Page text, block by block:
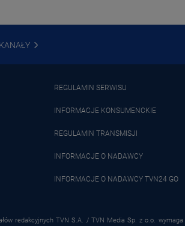
KANAŁY
REGULAMIN SERWISU
INFORMACJE KONSUMENCKIE
REGULAMIN TRANSMISJI
INFORMACJE O NADAWCY
INFORMACJE O NADAWCY TVN24 GO
redakcyjnych TVN S.A. / TVN Media Sp. z o.o.